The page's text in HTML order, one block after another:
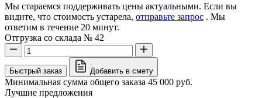
Мы стараемся поддерживать цены актуальными. Если вы
видите, что стоимость устарела, отправьте запрос . Мы
ответим в течение 20 минут.
Отгрузка со склада № 42
Быстрый заказ Добавить в смету
Минимальная сумма общего заказа 45 000 руб.
Лучшие предложения